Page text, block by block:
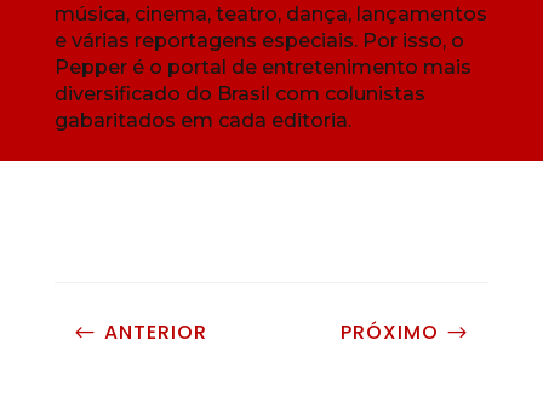
música, cinema, teatro, dança, lançamentos
e várias reportagens especiais. Por isso, o
Pepper é o portal de entretenimento mais
diversificado do Brasil com colunistas
gabaritados em cada editoria.
# ANTERIOR PRÓXIMO $